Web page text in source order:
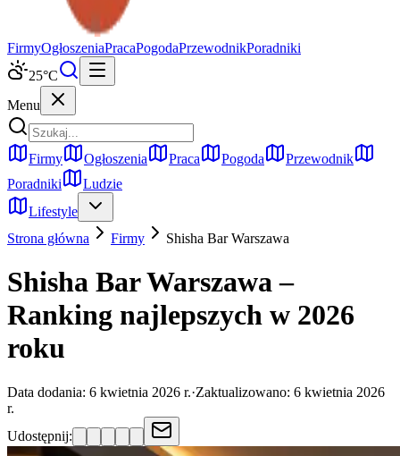
FirmyOgłoszeniaPracaPogodaPrzewodnikPoradniki
25°C
Menu
Firmy Ogłoszenia Praca Pogoda
Przewodnik
Poradniki
Ludzie
Lifestyle
Strona główna
Firmy Shisha Bar Warszawa
Shisha Bar Warszawa –
Ranking najlepszych w 2026
roku
Data dodania: 6 kwietnia 2026 r.·Zaktualizowano: 6 kwietnia 2026
r.
Udostępnij: